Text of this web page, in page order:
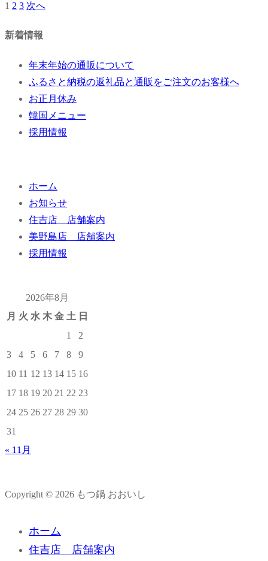
投
稿
1 2 3 次へ
新着情報
年末年始の通販について
ふるさと納税の返礼品と通販をご注文のお客様へ
お正月休み
韓国メニュー
採用情報
ホーム
お知らせ
住吉店 店舗案内
美野島店 店舗案内
採用情報
2026年8月
月 火 水 木 金 土 日
1
2
3
4 5 6 7 8
9
10 11 12 13 14 15 16
17 18 19 20 21 22 23
24 25 26 27 28 29 30
31
« 11月
Copyright © 2026 もつ鍋 おおいし
ホーム
住吉店 店舗案内